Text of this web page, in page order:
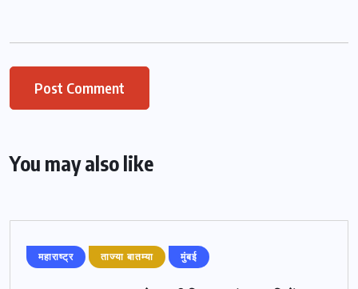
You may also like
महाराष्ट्र ताज्या बातम्या मुंबई